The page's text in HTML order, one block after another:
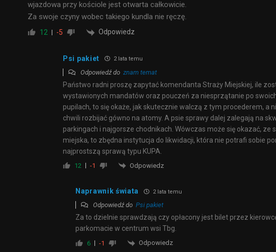
wjazdowa przy kościole jest otwarta całkowicie.
Za swoje czyny wobec takiego kundla nie ręczę.
12 -5 Odpowiedz
Psi pakiet 2 lata temu
Odpowiedź do znam temat
Państwo radni proszę zapytać komendanta Straży Miejskiej, ile
wystawionych mandatów oraz pouczeń za niesprzątanie po
pupilach, to się okaże, jak skutecznie walczą z tym procederem, a
chwili rozbijać gówno na atomy. A psie sprawy dalej zalegają na
parkingach i najgorsze chodnikach. Wówczas może się okazać, ze
miejska, to zbędna instytucja do likwidacji, która nie potrafi sobie
najprostszą sprawą typu KUPA.
12 -1 Odpowiedz
Naprawnik świata 2 lata temu
Odpowiedź do Psi pakiet
Za to dzielnie sprawdzają czy opłacony jest bilet przez
parkomacie w centrum wsi Tbg.
6 -1 Odpowiedz